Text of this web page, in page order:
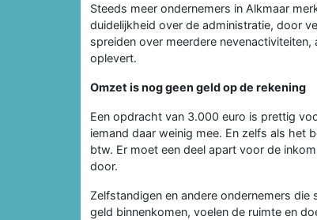
Steeds meer ondernemers in Alkmaar
duidelijkheid over de administratie, door
spreiden over meerdere
oplevert.
Omzet is nog geen geld op de rekening
Een opdracht van 3.000 euro is prettig
iemand daar weinig mee. En zelfs als het
btw. Er moet een deel apart voor de
door.
Zelfstandigen en andere ondernemers
geld binnenkomen, voelen de ruimte en